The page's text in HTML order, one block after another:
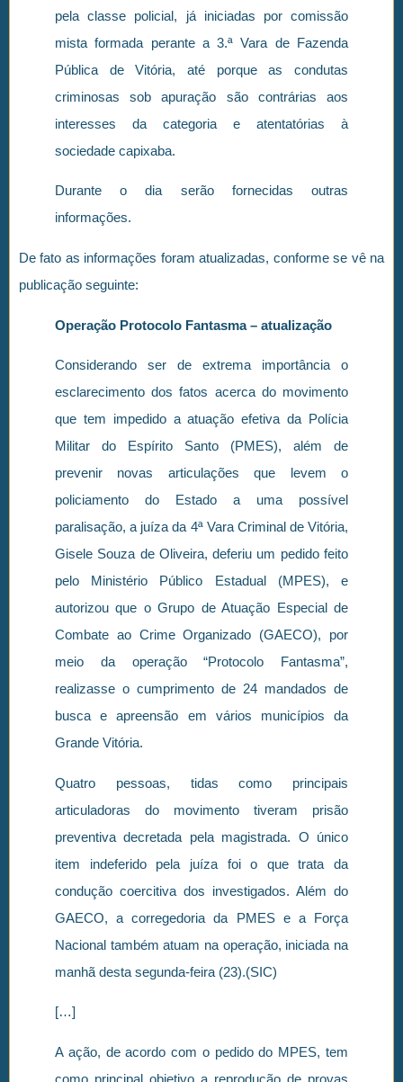
pela classe policial, já iniciadas por comissão
mista formada perante a 3.ª Vara de Fazenda
Pública de Vitória, até porque as condutas
criminosas sob apuração são contrárias aos
interesses da categoria e atentatórias à
sociedade capixaba.
Durante o dia serão fornecidas outras
informações.
De fato as informações foram atualizadas, conforme se vê na
publicação seguinte:
Operação Protocolo Fantasma – atualização
Considerando ser de extrema importância o
esclarecimento dos fatos acerca do movimento
que tem impedido a atuação efetiva da Polícia
Militar do Espírito Santo (PMES), além de
prevenir novas articulações que levem o
policiamento do Estado a uma possível
paralisação, a juíza da 4ª Vara Criminal de Vitória,
Gisele Souza de Oliveira, deferiu um pedido feito
pelo Ministério Público Estadual (MPES), e
autorizou que o Grupo de Atuação Especial de
Combate ao Crime Organizado (GAECO), por
meio da operação “Protocolo Fantasma”,
realizasse o cumprimento de 24 mandados de
busca e apreensão em vários municípios da
Grande Vitória.
Quatro pessoas, tidas como principais
articuladoras do movimento tiveram prisão
preventiva decretada pela magistrada. O único
item indeferido pela juíza foi o que trata da
condução coercitiva dos investigados. Além do
GAECO, a corregedoria da PMES e a Força
Nacional também atuam na operação, iniciada na
manhã desta segunda-feira (23).(SIC)
[…]
A ação, de acordo com o pedido do MPES, tem
como principal objetivo a reprodução de provas